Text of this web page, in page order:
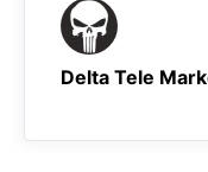
Delta Tele